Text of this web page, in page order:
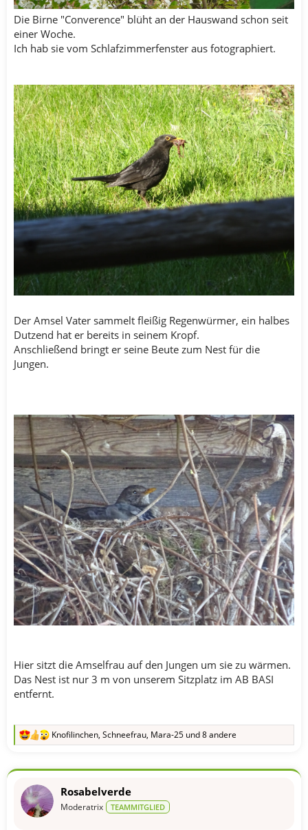
Die Birne "Converence" blüht an der Hauswand schon seit
einer Woche.
Ich hab sie vom Schlafzimmerfenster aus fotographiert.
Der Amsel Vater sammelt fleißig Regenwürmer, ein halbes
Dutzend hat er bereits in seinem Kropf.
Anschließend bringt er seine Beute zum Nest für die
Jungen.
Hier sitzt die Amselfrau auf den Jungen um sie zu wärmen.
Das Nest ist nur 3 m von unserem Sitzplatz im AB BASI
entfernt.
R
k
o
Knofilinchen, Schneefrau, Mara-25 und 8 andere
Rosabelverde
Moderatrix TEAMMITGLIED